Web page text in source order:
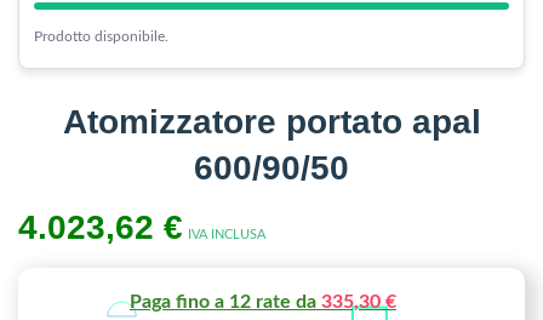
Prodotto disponibile.
Atomizzatore portato apal
600/90/50
4.023,62 € IVA INCLUSA
Paga fino a 12 rate da 335,30 €